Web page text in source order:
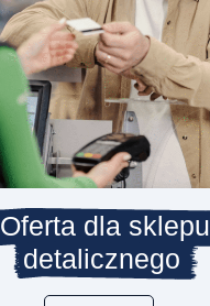
Oferta dla sklepu
detalicznego